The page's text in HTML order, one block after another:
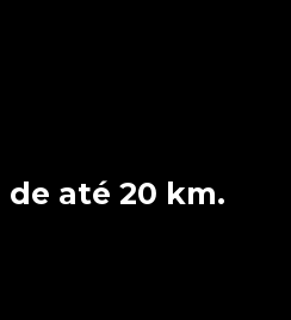
de até 20 km.